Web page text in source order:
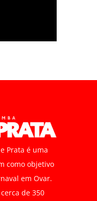
Prata é uma
como objetivo
em Ovar.
de 350